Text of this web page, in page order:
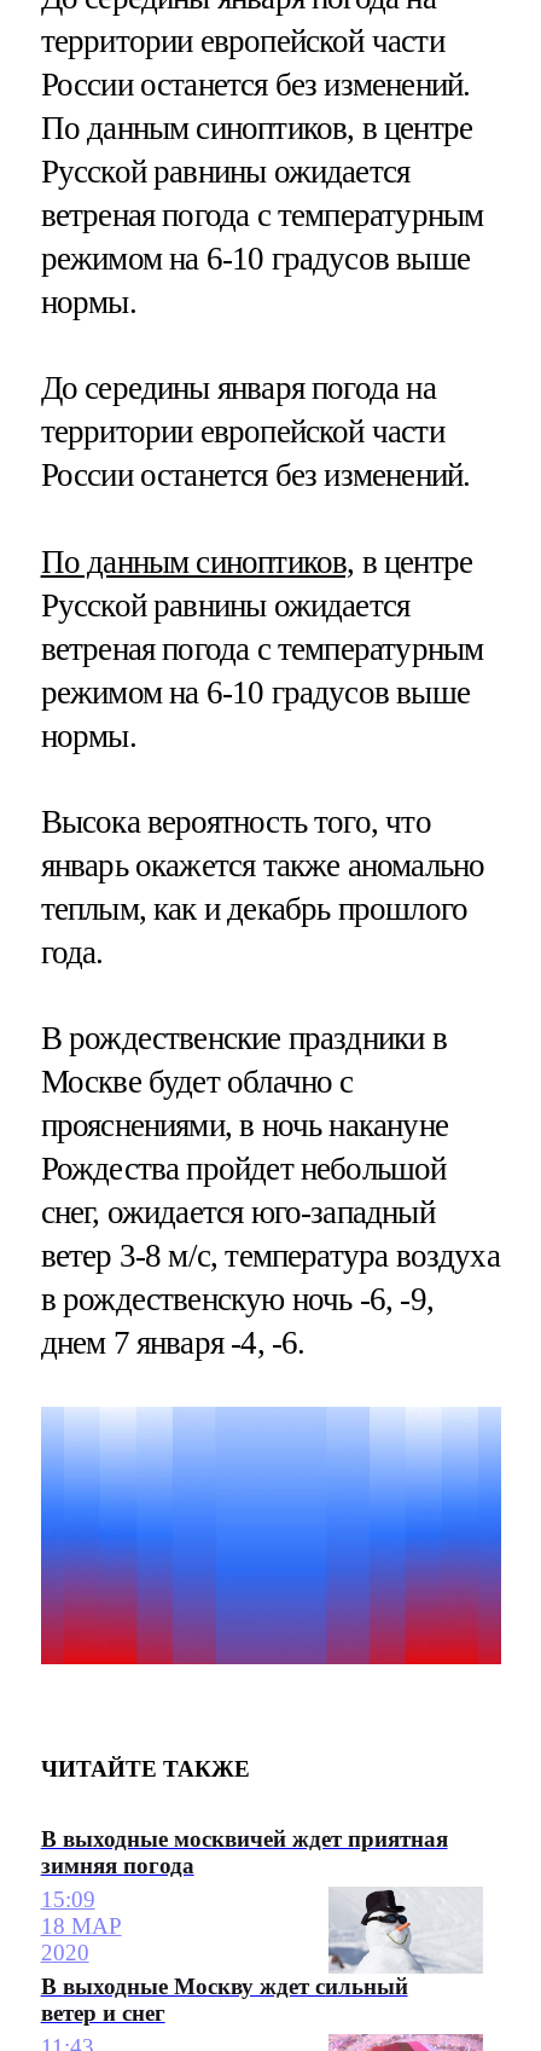
территории европейской части
России останется без изменений.
По данным синоптиков, в центре
Русской равнины ожидается
ветреная погода с температурным
режимом на 6-10 градусов выше
нормы.
До середины января погода на
территории европейской части
России останется без изменений.
По данным синоптиков, в центре
Русской равнины ожидается
ветреная погода с температурным
режимом на 6-10 градусов выше
нормы.
Высока вероятность того, что
январь окажется также аномально
теплым, как и декабрь прошлого
года.
В рождественские праздники в
Москве будет облачно с
прояснениями, в ночь накануне
Рождества пройдет небольшой
снег, ожидается юго-западный
ветер 3-8 м/с, температура воздуха
в рождественскую ночь -6, -9,
днем 7 января -4, -6.
ЧИТАЙТЕ ТАКЖЕ
В выходные москвичей ждет приятная
зимняя погода
15:09
18 МАР
2020
В выходные Москву ждет сильный
ветер и снег